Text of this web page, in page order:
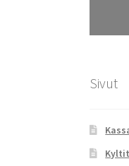
Sivut
Kyltit